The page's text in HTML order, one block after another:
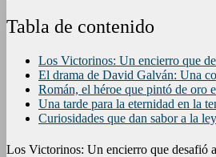
Tabla de contenido
Los Victorinos: Un encierro que
El drama de David Galván: Una
Román, el héroe que pintó de oro
Una tarde para la eternidad en la
Curiosidades que dan sabor a la
Los Victorinos: Un encierro que desafió